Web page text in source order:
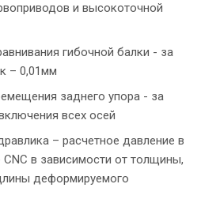
и высокоточной
гибочной балки - за
– 0,01мм
заднего упора - за
всех осей
– расчетное давление в
CNC в зависимости от толщины,
деформируемого